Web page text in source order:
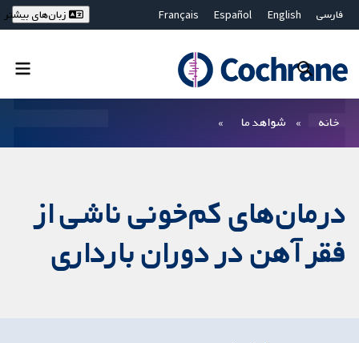
فارسی English
Español
Français
Bahasa Malaysia
ไทย
繁體中文
زبان‌های بیشتر
خانه شواهد ما
درمان‌های کم‌خونی ناشی از
فقر آهن در دوران بارداری